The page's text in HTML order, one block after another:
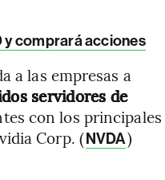
y comprará acciones
a las empresas a
servidores de
con los principales
Corp. (NVDA)